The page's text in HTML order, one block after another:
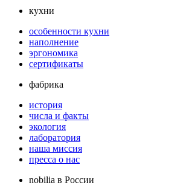
кухни
особенности кухни
наполнение
эргономика
сертификаты
фабрика
история
числа и факты
экология
лаборатория
наша миссия
пресса о нас
nobilia в России